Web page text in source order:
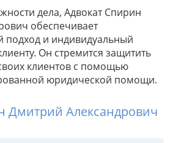
дела, Адвокат Спирин
обеспечивает
подход и индивидуальный
Он стремится защитить
клиентов с помощью
юридической помощи.
Дмитрий Александрович